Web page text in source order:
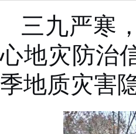
三九严寒
心地灾防治
季地质灾害